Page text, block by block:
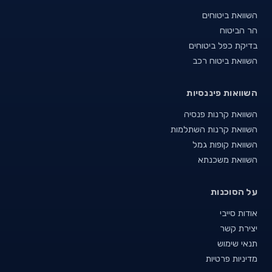
השוואת ביטוחים
הר הביטוח
בדיקת כפל ביטוחים
השוואת ביטוח רכב
השוואות פיננסיות
השוואת קרנות פנסיה
השוואת קרנות השתלמות
השוואת קופות גמל
השוואת משכנתא
על הסוכנות
אודות סייבי
יצירת קשר
תנאי שימוש
מדיניות פרטיות